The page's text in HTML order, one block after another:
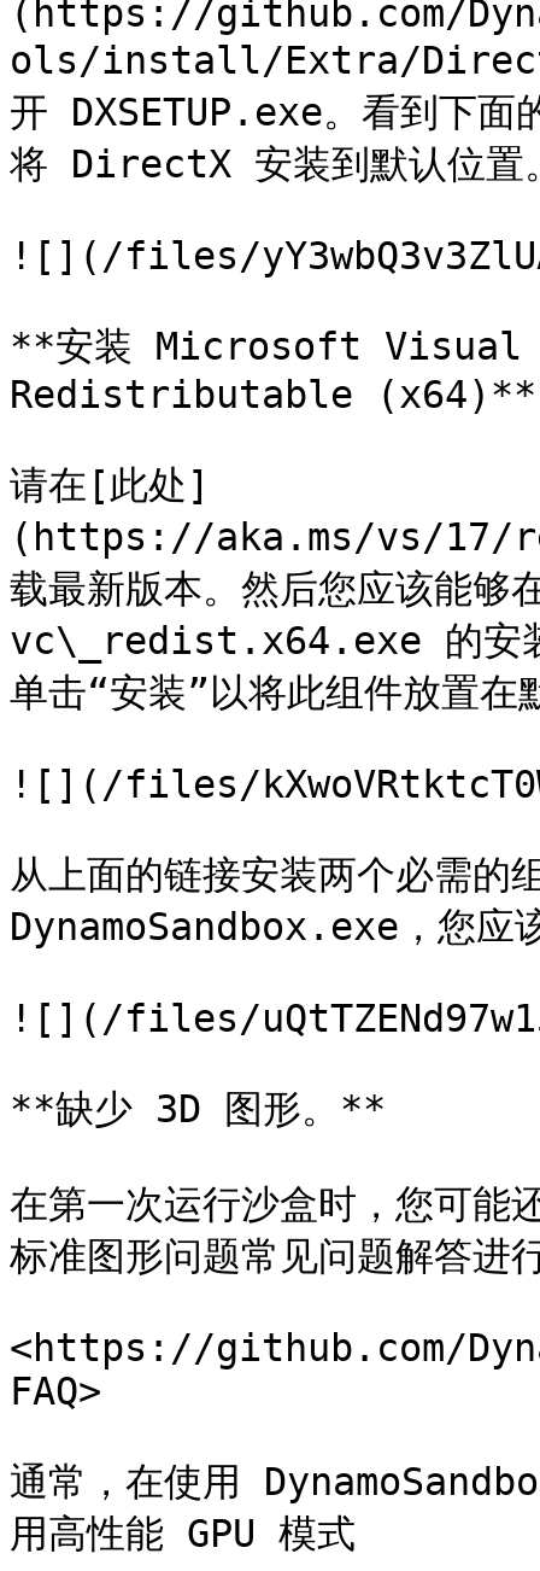
(https://github.com/
ols/install/Extra/
开 DXSETUP.exe。看到下面
将 DirectX 安装到默认位置
![](/files/
**安装 Microsoft Visual
Redistributable (x64)**
请在[此处]
(https://aka.ms/vs/17/
载最新版本。然后您应该能够
vc\_redist.x64.exe 的安装
单击“安装”以将此组件放置在
![](/files/
从上面的链接安装两个必需的
DynamoSandbox.exe，您应
![](/files/
**缺少 3D 图形。**
在第一次运行沙盒时，您可能
标准图形问题常见问题解答进
<https://github.com/
FAQ>
通常，在使用
用高性能 GPU 模式